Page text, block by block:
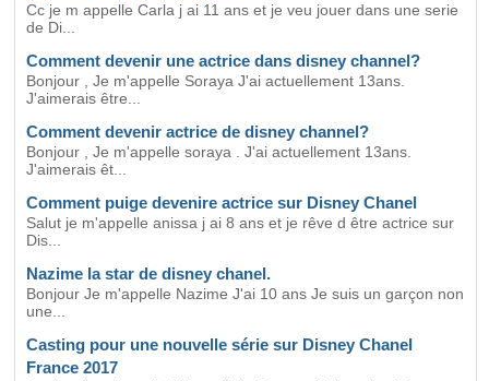
Cc je m appelle Carla j ai 11 ans et je veu jouer dans une serie
de Di...
Comment devenir une actrice dans disney channel?
Bonjour , Je m'appelle Soraya J'ai actuellement 13ans.
J'aimerais être...
Comment devenir actrice de disney channel?
Bonjour , Je m'appelle soraya . J'ai actuellement 13ans.
J'aimerais êt...
Comment puige devenire actrice sur Disney Chanel
Salut je m'appelle anissa j ai 8 ans et je rêve d être actrice sur
Dis...
Nazime la star de disney chanel.
Bonjour Je m'appelle Nazime J'ai 10 ans Je suis un garçon non
une...
Casting pour une nouvelle série sur Disney Chanel
France 2017